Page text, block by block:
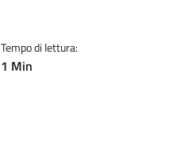
Tempo di lettura:
1 Min